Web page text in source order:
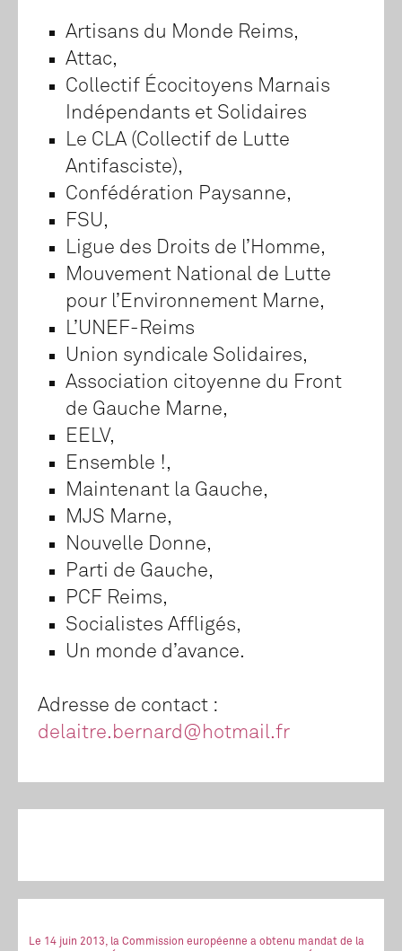
Artisans du Monde Reims,
Attac,
Collectif Écocitoyens Marnais
Indépendants et Solidaires
Le CLA (Collectif de Lutte
Antifasciste),
Confédération Paysanne,
FSU,
Ligue des Droits de l’Homme,
Mouvement National de Lutte
pour l’Environnement Marne,
L’UNEF-Reims
Union syndicale Solidaires,
Association citoyenne du Front
de Gauche Marne,
EELV,
Ensemble !,
Maintenant la Gauche,
MJS Marne,
Nouvelle Donne,
Parti de Gauche,
PCF Reims,
Socialistes Affligés,
Un monde d’avance.
Adresse de contact :
delaitre.bernard@hotmail.fr
Le 14 juin 2013, la Commission européenne a obtenu mandat de la